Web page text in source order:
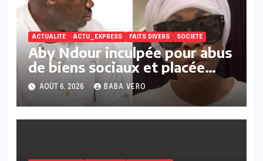
ACTUALITE ACTU_EXPRESS FAITS DIVERS SOCIETE
Aby Ndour inculpée pour abus
de biens sociaux et placée
sous liberté provisoire
AOÛT 6, 2026 BABA VERO